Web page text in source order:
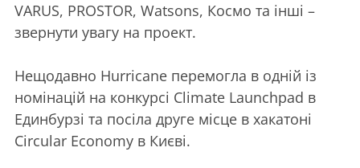
VARUS, PROSTOR, Watsons, Космо та інші –
звернути увагу на проект.
Нещодавно Hurricane перемогла в одній із
номінацій на конкурсі Climate Launchpad в
Единбурзі та посіла друге місце в хакатоні
Circular Economy в Києві.